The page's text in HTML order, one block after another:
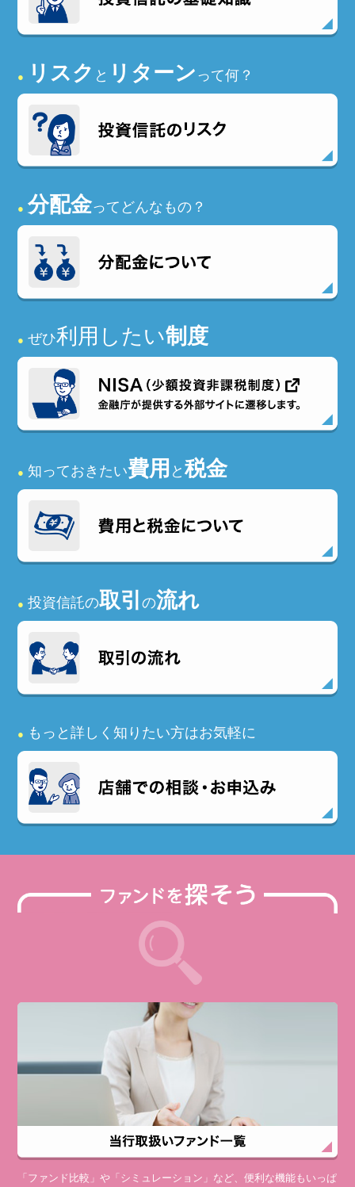
● リスク と リターン って何？
● 分配金ってどんなもの？
● ぜひ利用したい制度
● 知っておきたい費用 と税金
● 投資信託の取引の流れ
● もっと詳しく知りたい方はお気軽に
「ファンド比較」や「シミュレーション」など、便利な機能もいっぱ